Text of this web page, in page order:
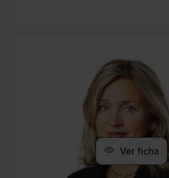
Ver ficha